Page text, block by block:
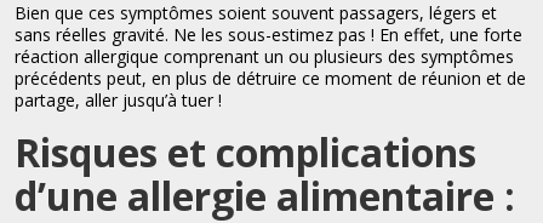
Bien que ces symptômes soient souvent passagers, légers et
sans réelles gravité. Ne les sous-estimez pas ! En effet, une forte
réaction allergique comprenant un ou plusieurs des symptômes
précédents peut, en plus de détruire ce moment de réunion et de
partage, aller jusqu’à tuer !
Risques et complications
d’une allergie alimentaire :